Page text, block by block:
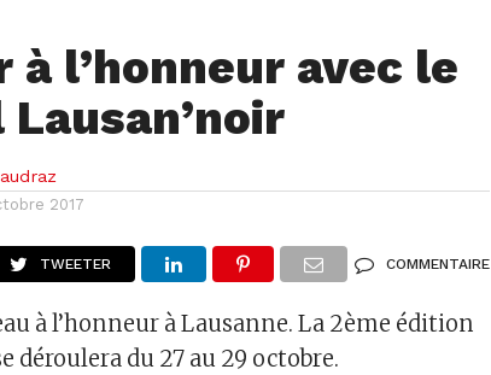
à l’honneur avec le
2017
TWEETER COMMENTAIRE
à l’honneur à Lausanne. La 2ème édition
déroulera du 27 au 29 octobre.